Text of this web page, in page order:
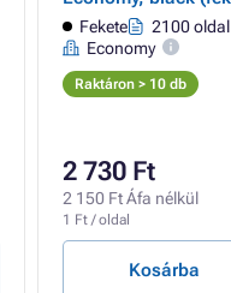
Fekete
2100 oldal
Economy
Raktáron > 10 db
2 730 Ft
2 150 Ft Áfa nélkül
1 Ft / oldal
Kosárba